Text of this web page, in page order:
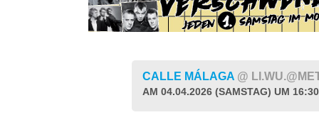
CALLE MÁLAGA @
AM 04.04.2026 (SAMSTAG) UM